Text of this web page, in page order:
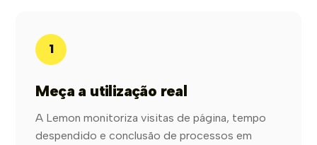
1
Meça a utilização real
A Lemon monitoriza visitas de página, tempo
despendido e conclusão de processos em